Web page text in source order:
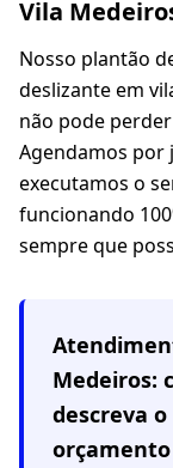
Vila
Nosso plantão
deslizante em
não pode
Agendamos por
executamos o
funcionando
sempre que
Medeiros:
descreva